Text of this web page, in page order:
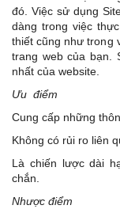
đó. Việc sử dụng
dàng trong việc
thiết cũng như trong
trang web của bạn.
nhất của website.
Ưu điểm
Cung cấp những
Không có rủi ro liên
Là chiến lược dài
chắn.
Nhược điểm